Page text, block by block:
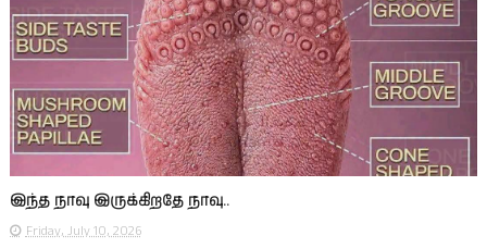
இந்த நாவு இருக்கிறதே நாவு..
Friday, July 10, 2026